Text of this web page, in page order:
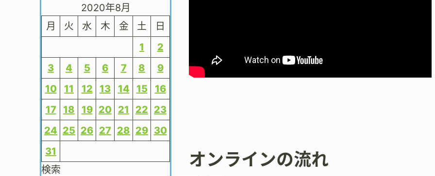
2020年8月
月
火 水 木 金 土
日
1
2
3
4 5 6 7 8
9
10
11 12 13 14 15
16
17
18 19 20 21 22 23
24 25 26 27 28 29 30
31
検索
オンラインの流れ